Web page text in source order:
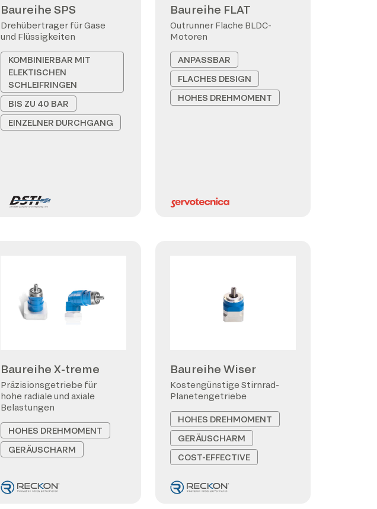
Baureihe SPS
Drehübertrager für Gase
und Flüssigkeiten
KOMBINIERBAR MIT
ELEKTISCHEN
SCHLEIFRINGEN
BIS ZU 40 BAR
EINZELNER DURCHGANG
Baureihe FLAT
Outrunner Flache BLDC-
Motoren
ANPASSBAR
FLACHES DESIGN
HOHES DREHMOMENT
Baureihe X-treme
Präzisionsgetriebe für
hohe radiale und axiale
Belastungen
HOHES DREHMOMENT
GERÄUSCHARM
Baureihe Wiser
Kostengünstige Stirnrad-
Planetengetriebe
HOHES DREHMOMENT
GERÄUSCHARM
COST-EFFECTIVE